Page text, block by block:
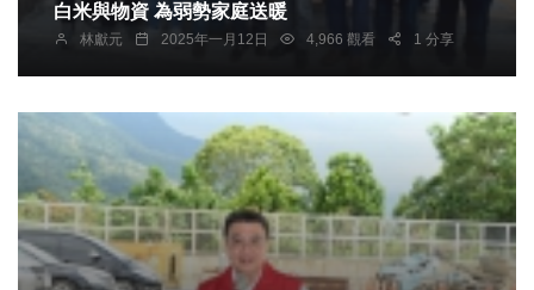
白米與物資 為弱勢家庭送暖
林獻元 2025年一月12日 4,966 觀看 1 分享